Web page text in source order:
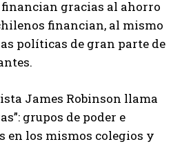
financian gracias al ahorro
financian, al mismo
políticas de gran parte de
James Robinson llama
grupos de poder e
en los mismos colegios y